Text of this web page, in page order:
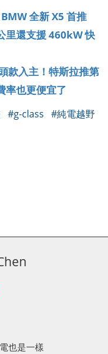
全新 X5 首推
里還支援 460kW 快
款入主！特斯拉推第
率也更便宜了
#g-class #純電越野
也是一樣